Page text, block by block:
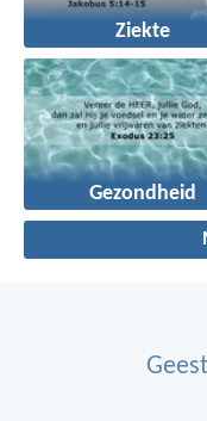
Ziekte
Gezondheid
Geest